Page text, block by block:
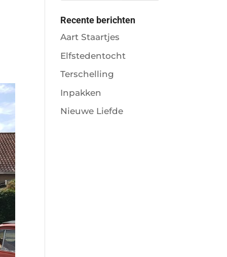
Recente berichten
Aart Staartjes
Elfstedentocht
Terschelling
Inpakken
Nieuwe Liefde